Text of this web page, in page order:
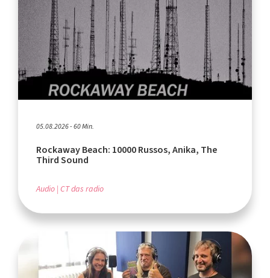
05.08.2026 - 60 Min.
Rockaway Beach: 10000 Russos, Anika, The
Third Sound
Audio CT das radio